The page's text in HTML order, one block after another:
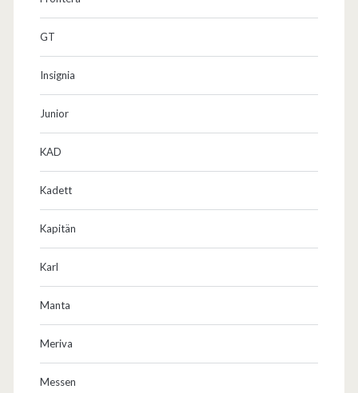
GT
Insignia
Junior
KAD
Kadett
Kapitän
Karl
Manta
Meriva
Messen